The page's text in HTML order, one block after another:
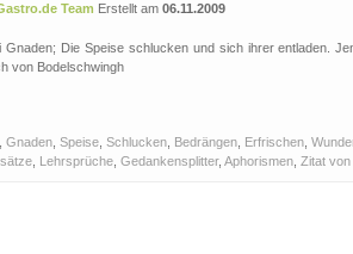
Team Erstellt am 06.11.2009
Gnaden; Die Speise schlucken und sich ihrer entladen.
von Bodelschwingh
Gnaden Speise Schlucken Bedrängen Erfrischen
Lehrsprüche Gedankensplitter, Aphorismen Zitat